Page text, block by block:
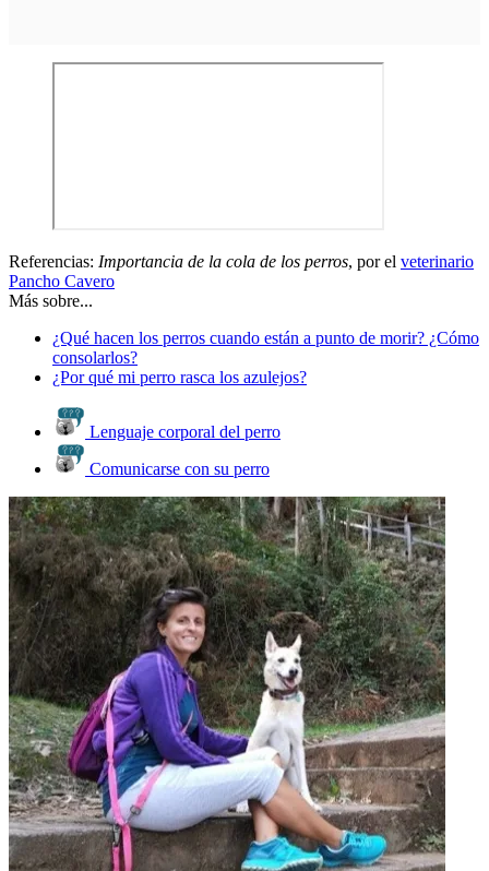
Referencias: Importancia de la cola de los perros, por el veterinario
Pancho Cavero
Más sobre...
¿Qué hacen los perros cuando están a punto de morir? ¿Cómo
consolarlos?
¿Por qué mi perro rasca los azulejos?
Lenguaje corporal del perro
Comunicarse con su perro